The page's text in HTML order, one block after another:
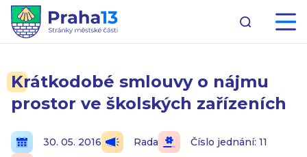
Krátkodobé smlouvy o nájmu
prostor ve školských zařízeních
30. 05. 2016 Rada
Číslo jednání: 11